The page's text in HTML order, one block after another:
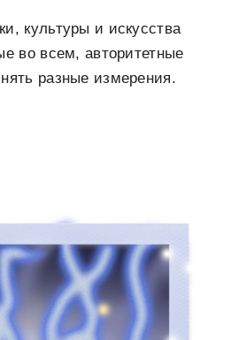
культуры и искусства
во всем, авторитетные
разные измерения.